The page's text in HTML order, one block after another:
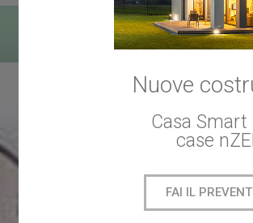
Nuove
Casa Smart
case
FAI IL